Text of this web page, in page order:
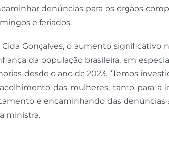
denúncias para os órgãos
e feriados.
Cida Gonçalves, o aumento
da população brasileira, em
desde o ano de 2023. “Temos
das mulheres, tanto para a
e encaminhando das
ministra.